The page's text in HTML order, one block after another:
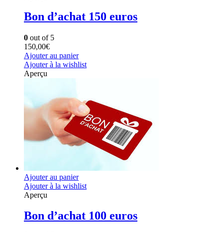
Bon d’achat 150 euros
0 out of 5
150,00€
Ajouter au panier
Ajouter à la wishlist
Aperçu
Ajouter au panier
Ajouter à la wishlist
Aperçu
Bon d’achat 100 euros